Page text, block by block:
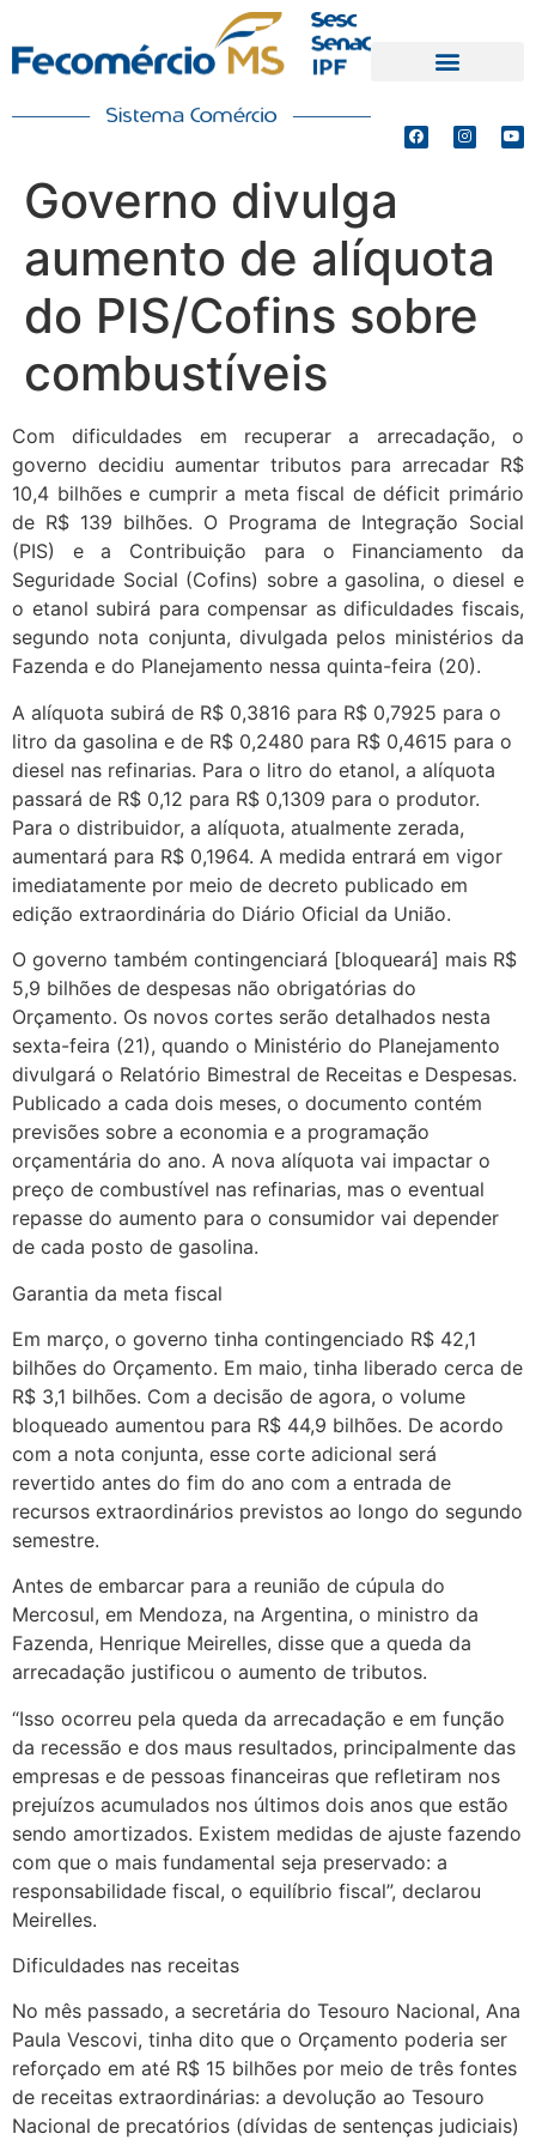
Governo divulga
aumento de alíquota
do PIS/Cofins sobre
combustíveis
Com dificuldades em recuperar a arrecadação, o
governo decidiu aumentar tributos para arrecadar R$
10,4 bilhões e cumprir a meta fiscal de déficit primário
de R$ 139 bilhões. O Programa de Integração Social
(PIS) e a Contribuição para o Financiamento da
Seguridade Social (Cofins) sobre a gasolina, o diesel e
o etanol subirá para compensar as dificuldades fiscais,
segundo nota conjunta, divulgada pelos ministérios da
Fazenda e do Planejamento nessa quinta-feira (20).
A alíquota subirá de R$ 0,3816 para R$ 0,7925 para o
litro da gasolina e de R$ 0,2480 para R$ 0,4615 para o
diesel nas refinarias. Para o litro do etanol, a alíquota
passará de R$ 0,12 para R$ 0,1309 para o produtor.
Para o distribuidor, a alíquota, atualmente zerada,
aumentará para R$ 0,1964. A medida entrará em vigor
imediatamente por meio de decreto publicado em
edição extraordinária do Diário Oficial da União.
O governo também contingenciará [bloqueará] mais R$
5,9 bilhões de despesas não obrigatórias do
Orçamento. Os novos cortes serão detalhados nesta
sexta-feira (21), quando o Ministério do Planejamento
divulgará o Relatório Bimestral de Receitas e Despesas.
Publicado a cada dois meses, o documento contém
previsões sobre a economia e a programação
orçamentária do ano. A nova alíquota vai impactar o
preço de combustível nas refinarias, mas o eventual
repasse do aumento para o consumidor vai depender
de cada posto de gasolina.
Garantia da meta fiscal
Em março, o governo tinha contingenciado R$ 42,1
bilhões do Orçamento. Em maio, tinha liberado cerca de
R$ 3,1 bilhões. Com a decisão de agora, o volume
bloqueado aumentou para R$ 44,9 bilhões. De acordo
com a nota conjunta, esse corte adicional será
revertido antes do fim do ano com a entrada de
recursos extraordinários previstos ao longo do segundo
semestre.
Antes de embarcar para a reunião de cúpula do
Mercosul, em Mendoza, na Argentina, o ministro da
Fazenda, Henrique Meirelles, disse que a queda da
arrecadação justificou o aumento de tributos.
“Isso ocorreu pela queda da arrecadação e em função
da recessão e dos maus resultados, principalmente das
empresas e de pessoas financeiras que refletiram nos
prejuízos acumulados nos últimos dois anos que estão
sendo amortizados. Existem medidas de ajuste fazendo
com que o mais fundamental seja preservado: a
responsabilidade fiscal, o equilíbrio fiscal”, declarou
Meirelles.
Dificuldades nas receitas
No mês passado, a secretária do Tesouro Nacional, Ana
Paula Vescovi, tinha dito que o Orçamento poderia ser
reforçado em até R$ 15 bilhões por meio de três fontes
de receitas extraordinárias: a devolução ao Tesouro
Nacional de precatórios (dívidas de sentenças judiciais)